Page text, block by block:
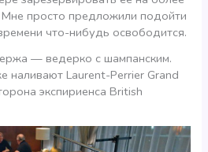
просто предложили подойти
что-нибудь освободится.
— ведерко с шампанским.
наливают Laurent-Perrier Grand
экспириенса British